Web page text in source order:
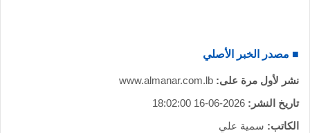
■ مصدر الخبر الأصلي
نشر لأول مرة على: www.almanar.com.lb
تاريخ النشر: 2026-06-16 18:02:00
الكاتب: سمية علي